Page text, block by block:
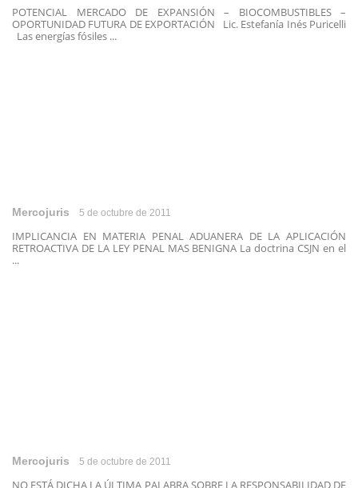
POTENCIAL MERCADO DE EXPANSIÓN – BIOCOMBUSTIBLES –
OPORTUNIDAD FUTURA DE EXPORTACIÓN Lic. Estefanía Inés Puricelli
Las energías fósiles ...
Mercojuris 5 de octubre de 2011
IMPLICANCIA EN MATERIA PENAL ADUANERA DE LA APLICACIÓN
RETROACTIVA DE LA LEY PENAL MAS BENIGNA La doctrina CSJN en el
...
Mercojuris 5 de octubre de 2011
NO ESTÁ DICHA LA ÚLTIMA PALABRA SOBRE LA RESPONSABILIDAD DE